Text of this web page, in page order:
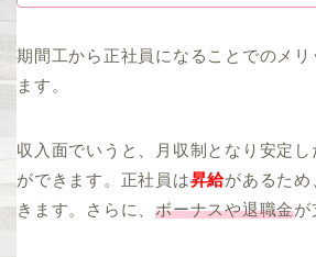
期間工から正社員になることでのメリ
ます。
収入面でいうと、月収制となり安定し
ができます。正社員は昇給があるた
きます。さらに、ボーナスや退職金が